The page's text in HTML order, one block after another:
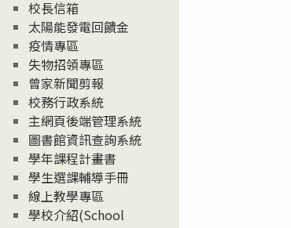
校長信箱
太陽能發電回饋金
疫情專區
失物招領專區
曾家新聞剪報
校務行政系統
主網頁後端管理系統
圖書館資訊查詢系統
學年課程計畫書
學生選課輔導手冊
線上教學專區
學校介紹(School